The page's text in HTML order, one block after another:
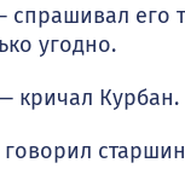
его
угодно.
кричал Курбан.